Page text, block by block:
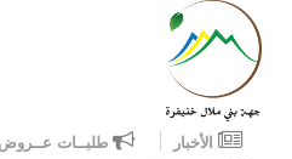
الأخبار طلبــات عــروض